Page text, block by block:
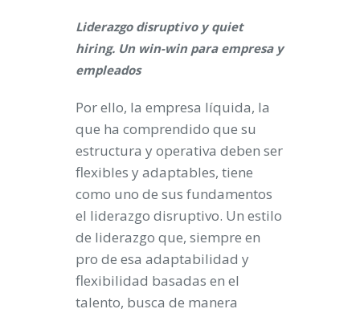
Liderazgo disruptivo y quiet
hiring. Un win-win para empresa y
empleados
Por ello, la empresa líquida, la
que ha comprendido que su
estructura y operativa deben ser
flexibles y adaptables, tiene
como uno de sus fundamentos
el liderazgo disruptivo. Un estilo
de liderazgo que, siempre en
pro de esa adaptabilidad y
flexibilidad basadas en el
talento, busca de manera